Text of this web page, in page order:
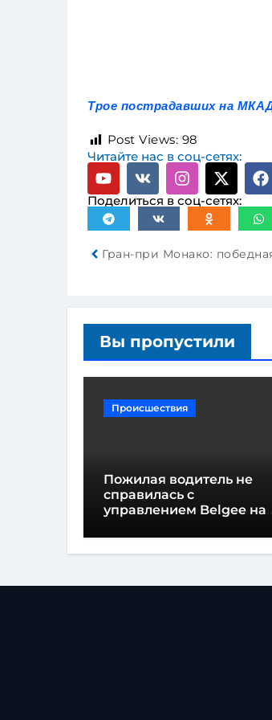
Трое пострадавших на
Post Views: 98
Читайте нас в соц-сетях:
Поделиться в соц-сетях:
Вы пропустили
Происшествия
Пожилая водитель не
справилась с
управлением Belgee на